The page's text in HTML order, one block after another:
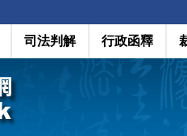
司法判解 行政函釋